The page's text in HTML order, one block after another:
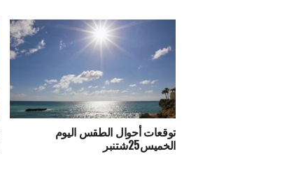
توقعات أحوال الطقس اليوم
الخميس25شتنبر